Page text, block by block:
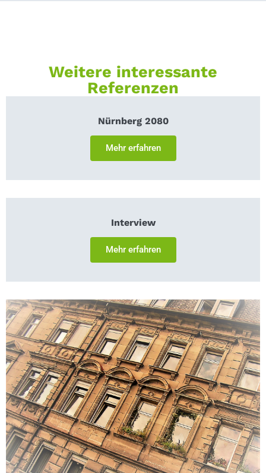
Weitere interessante
Referenzen
Nürnberg 2080
Mehr erfahren
Interview
Mehr erfahren